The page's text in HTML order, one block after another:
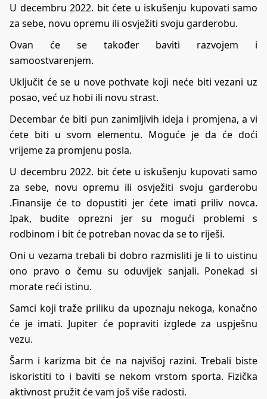
U decembru 2022. bit ćete u iskušenju kupovati samo
za sebe, novu opremu ili osvježiti svoju garderobu.
Ovan će se također baviti razvojem i
samoostvarenjem.
Uključit će se u nove pothvate koji neće biti vezani uz
posao, već uz hobi ili novu strast.
Decembar će biti pun zanimljivih ideja i promjena, a vi
ćete biti u svom elementu. Moguće je da će doći
vrijeme za promjenu posla.
U decembru 2022. bit ćete u iskušenju kupovati samo
za sebe, novu opremu ili osvježiti svoju garderobu
.Finansije će to dopustiti jer ćete imati priliv novca.
Ipak, budite oprezni jer su mogući problemi s
rodbinom i bit će potreban novac da se to riješi.
Oni u vezama trebali bi dobro razmisliti je li to uistinu
ono pravo o čemu su oduvijek sanjali. Ponekad si
morate reći istinu.
Samci koji traže priliku da upoznaju nekoga, konačno
će je imati. Jupiter će popraviti izglede za uspješnu
vezu.
Šarm i karizma bit će na najvišoj razini. Trebali biste
iskoristiti to i baviti se nekom vrstom sporta. Fizička
aktivnost pružit će vam još više radosti.